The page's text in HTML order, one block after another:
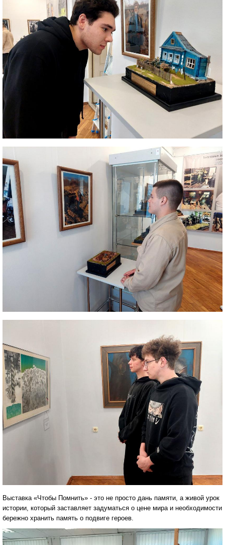
Выставка «Чтобы Помнить» - это не просто дань памяти, а живой урок
истории, который заставляет задуматься о цене мира и необходимости
бережно хранить память о подвиге героев.